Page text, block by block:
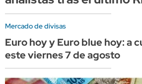
Mercado de divisas
Euro hoy y Euro blue hoy: a
este viernes 7 de agosto